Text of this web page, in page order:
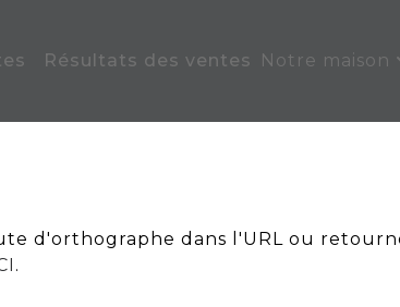
Résultats des ventes Notre maison
d'orthographe dans l'URL ou
.